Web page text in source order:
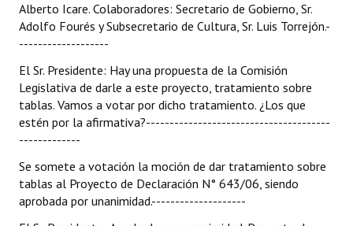
Alberto Icare. Colaboradores: Secretario de Gobierno, Sr.
Adolfo Fourés y Subsecretario de Cultura, Sr. Luis Torrejón.-
-------------------
El Sr. Presidente: Hay una propuesta de la Comisión
Legislativa de darle a este proyecto, tratamiento sobre
tablas. Vamos a votar por dicho tratamiento. ¿Los que
estén por la afirmativa?---------------------------------------
-------------
Se somete a votación la moción de dar tratamiento sobre
tablas al Proyecto de Declaración N° 643/06, siendo
aprobada por unanimidad.--------------------